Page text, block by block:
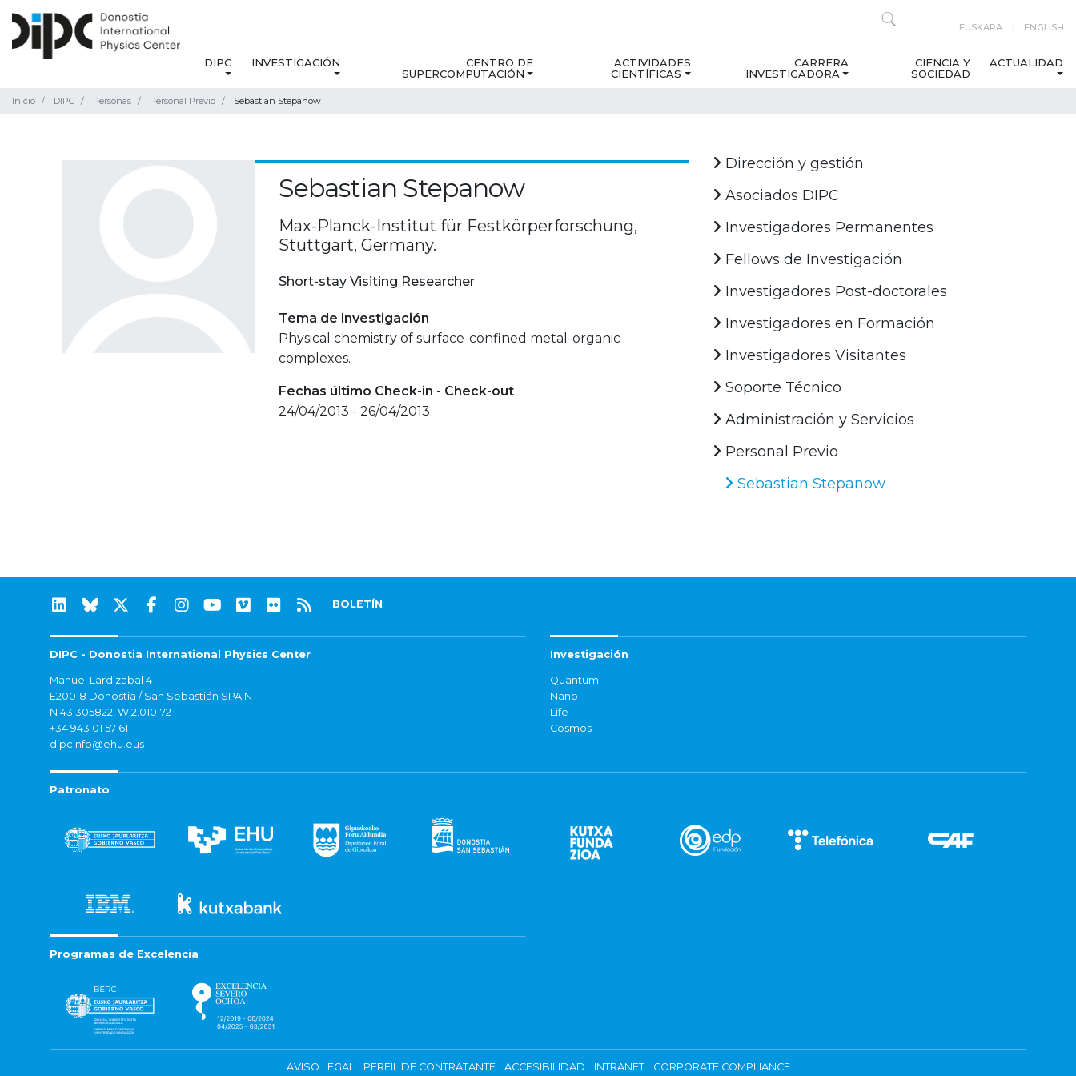
EUSKARA ENGLISH
DIPC INVESTIGACIÓN
CENTRO DE
SUPERCOMPUTACIÓN
ACTIVIDADES
CIENTÍFICAS
CARRERA
INVESTIGADORA
CIENCIA Y
SOCIEDAD
ACTUALIDAD
Inicio DIPC Personas Personal Previo Sebastian Stepanow
Sebastian Stepanow
Max-Planck-Institut für Festkörperforschung,
Stuttgart, Germany.
Short-stay Visiting Researcher
Tema de investigación
Physical chemistry of surface-confined metal-organic
complexes.
Fechas último Check-in - Check-out
24/04/2013 - 26/04/2013
Dirección y gestión
Asociados DIPC
Investigadores Permanentes
Fellows de Investigación
Investigadores Post-doctorales
Investigadores en Formación
Investigadores Visitantes
Soporte Técnico
Administración y Servicios
Personal Previo
Sebastian Stepanow
BOLETÍN
DIPC - Donostia International Physics Center
Manuel Lardizabal 4
E20018 Donostia / San Sebastián SPAIN
N 43.305822, W 2.010172
+34 943 01 57 61
dipcinfo@ehu.eus
Investigación
Quantum
Nano
Life
Cosmos
Patronato
Programas de Excelencia
AVISO LEGAL PERFIL DE CONTRATANTE ACCESIBILIDAD INTRANET CORPORATE COMPLIANCE